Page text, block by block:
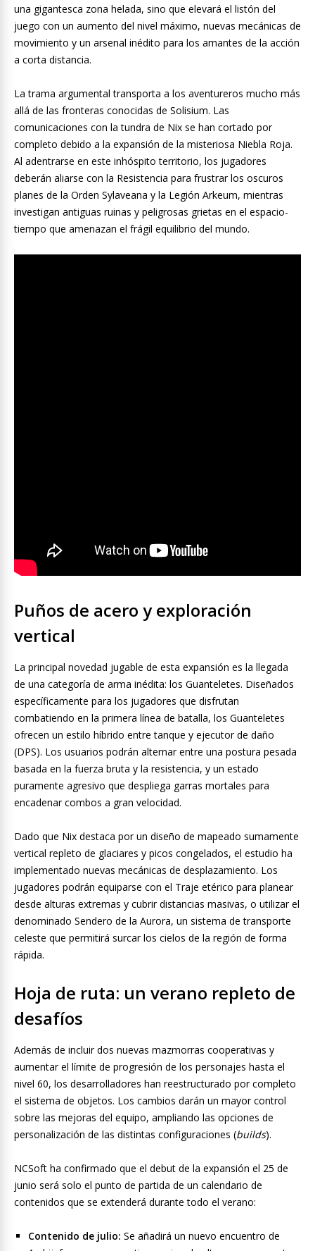
una gigantesca zona helada, sino que elevará el listón del
juego con un aumento del nivel máximo, nuevas mecánicas de
movimiento y un arsenal inédito para los amantes de la acción
a corta distancia.
La trama argumental transporta a los aventureros mucho más
allá de las fronteras conocidas de Solisium. Las
comunicaciones con la tundra de Nix se han cortado por
completo debido a la expansión de la misteriosa Niebla Roja.
Al adentrarse en este inhóspito territorio, los jugadores
deberán aliarse con la Resistencia para frustrar los oscuros
planes de la Orden Sylaveana y la Legión Arkeum, mientras
investigan antiguas ruinas y peligrosas grietas en el espacio-
tiempo que amenazan el frágil equilibrio del mundo.
Puños de acero y exploración
vertical
La principal novedad jugable de esta expansión es la llegada
de una categoría de arma inédita: los Guanteletes. Diseñados
específicamente para los jugadores que disfrutan
combatiendo en la primera línea de batalla, los Guanteletes
ofrecen un estilo híbrido entre tanque y ejecutor de daño
(DPS). Los usuarios podrán alternar entre una postura pesada
basada en la fuerza bruta y la resistencia, y un estado
puramente agresivo que despliega garras mortales para
encadenar combos a gran velocidad.
Dado que Nix destaca por un diseño de mapeado sumamente
vertical repleto de glaciares y picos congelados, el estudio ha
implementado nuevas mecánicas de desplazamiento. Los
jugadores podrán equiparse con el Traje etérico para planear
desde alturas extremas y cubrir distancias masivas, o utilizar el
denominado Sendero de la Aurora, un sistema de transporte
celeste que permitirá surcar los cielos de la región de forma
rápida.
Hoja de ruta: un verano repleto de
desafíos
Además de incluir dos nuevas mazmorras cooperativas y
aumentar el límite de progresión de los personajes hasta el
nivel 60, los desarrolladores han reestructurado por completo
el sistema de objetos. Los cambios darán un mayor control
sobre las mejoras del equipo, ampliando las opciones de
personalización de las distintas configuraciones (builds).
NCSoft ha confirmado que el debut de la expansión el 25 de
junio será solo el punto de partida de un calendario de
contenidos que se extenderá durante todo el verano:
Contenido de julio: Se añadirá un nuevo encuentro de